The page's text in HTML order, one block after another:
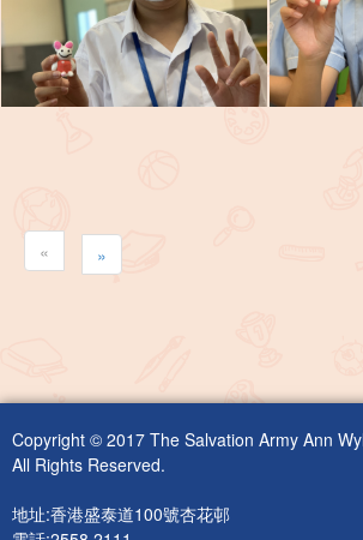
« »
Copyright © 2017 The Salvation Army Ann
All Rights Reserved.
地址:香港盛泰道100號杏花邨